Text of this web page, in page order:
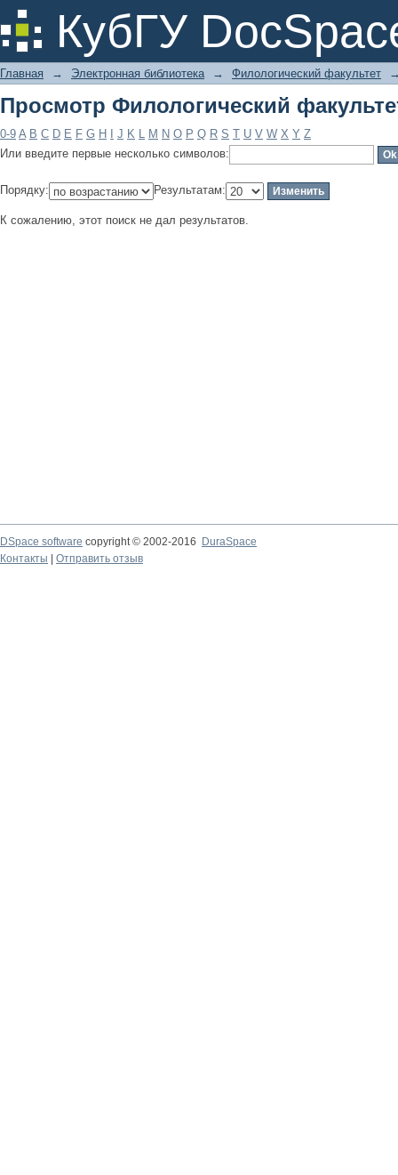
КубГУ
Просмотр Филологический
Главная → Электронная библиотека → Филологический факультет
Просмотр Филологический
0-9 A B C D E F G H J K L M N O P Q R S T U V W X Y Z
Или введите первые несколько символов:
Порядку: Результатам:
К сожалению, этот поиск не дал результатов.
DSpace software copyright © 2002-2016
DuraSpace
Контакты
Отправить отзыв